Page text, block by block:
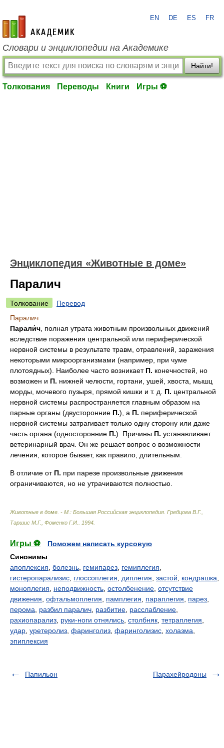
academic.ru
EN DE ES FR
Словари и энциклопедии на Академике
Найти!
Толкования Переводы Книги Игры ⚽
Энциклопедия «Животные в доме»
Паралич
Толкование
Перевод
Паралич
Парали́ч , полная утрата животным произвольных движений
вследствие поражения центральной или периферической
нервной системы в результате травм, отравлений, заражения
некоторыми микроорганизмами (например, при чуме
плотоядных). Наиболее часто возникает П. конечностей, но
возможен и П. нижней челюсти, гортани, ушей, хвоста, мышц
морды, мочевого пузыря, прямой кишки и т. д. П. центральной
нервной системы распространяется главным образом на
парные органы (двусторонние П.), а П. периферической
нервной системы затрагивает только одну сторону или даже
часть органа (односторонние П.). Причины П. устанавливает
ветеринарный врач. Он же решает вопрос о возможности
лечения, которое бывает, как правило, длительным.
В отличие от П. при парезе произвольные движения
ограничиваются, но не утрачиваются полностью.
Животные в доме. - М.: Большая Российская энциклопедия Гребцова В.Г.,
Таршис М.Г., Фоменко Г.И.
1994
Игры ⚽
Поможем написать курсовую
Синонимы:
апоплексия болезнь гемипарез гемиплегия
гистеропарализис глоссоплегия диплегия застой кондрашка
моноплегия
неподвижность остолбенение отсутствие
движения офтальмоплегия памплегия параплегия парез
перома
разбил паралич разбитие расслабление
рахиопарализ руки-ноги отнялись столбняк тетраплегия
удар уретеролиз фаринголиз фаринголизис холазма
эпиплексия
Папильон Парахейродоны